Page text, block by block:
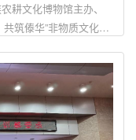
耕文化博物馆主办、
筑傣华”非物质文化遗